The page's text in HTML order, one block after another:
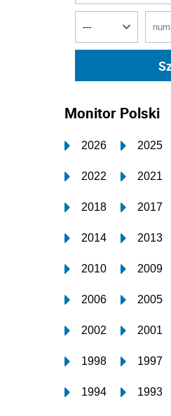
Monitor Polski
2026 2025
2022 2021
2018 2017
2014 2013
2010 2009
2006 2005
2002 2001
1998 1997
1994 1993